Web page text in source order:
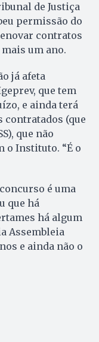
de Justiça
permissão do
contratos
um ano.
já afeta
que tem
e ainda terá
contratados (que
que não
o Instituto. “É o
é uma
que há
há algum
Assembleia
e ainda não o